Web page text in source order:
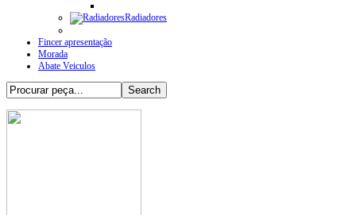
Radiadores
Fincer apresentação
Morada
Abate Veiculos